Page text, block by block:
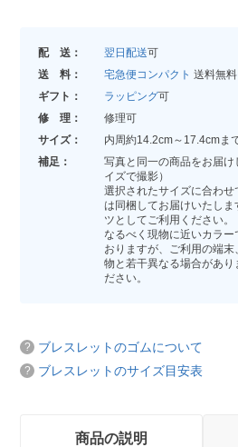
配 送： 翌日配送可
送 料：
宅急便コンパクト 送料無料
ギフト：
ラッピング可
修 理：
修理可
サイズ：
内周約14.2cm～17.4cmま
補足：
写真と同一の商品をお届
イズで撮影）
選択されたサイズに合わ
は同梱してお届けいたし
ツとしてご利用ください。
なるべく現物に近いカラ
おりますが、ご利用の端
物と若干異なる場合があり
ださい。
ブレスレットのゴムについて
ブレスレットのサイズ目安表
商品の説明